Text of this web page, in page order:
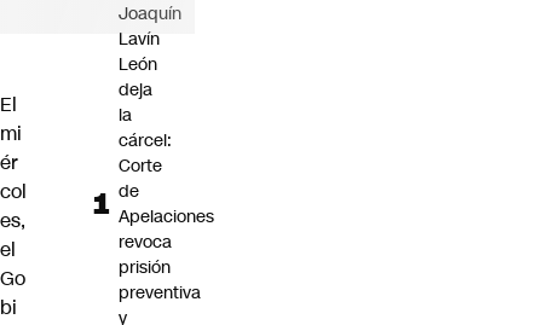
El
mi
ér
col
es,
el
Go
bi
Joaquín
Lavín
León
deja
la
cárcel:
Corte
de
Apelaciones
revoca
prisión
preventiva
y